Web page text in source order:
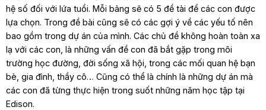
hệ số đối với lứa tuổi. Mỗi bảng sẽ có 5 đề tài để các con được
lựa chọn. Trong đề bài cũng sẽ có các gợi ý về các yếu tố nên
bao gồm trong dự án của mình. Các chủ đề không hoàn toàn xa
lạ với các con, là những vấn đề con đã bắt gặp trong môi
trường học đường, đời sống xã hội, trong các mối quan hệ bạn
bè, gia đình, thầy cô… Cũng có thể là chính là những dự án mà
các con đã từng thực hiện trong suốt những năm học tập tại
Edison.